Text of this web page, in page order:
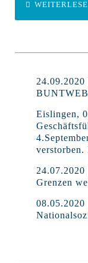
Eislingen,
verstorben.
Grenzen
08.05.2020